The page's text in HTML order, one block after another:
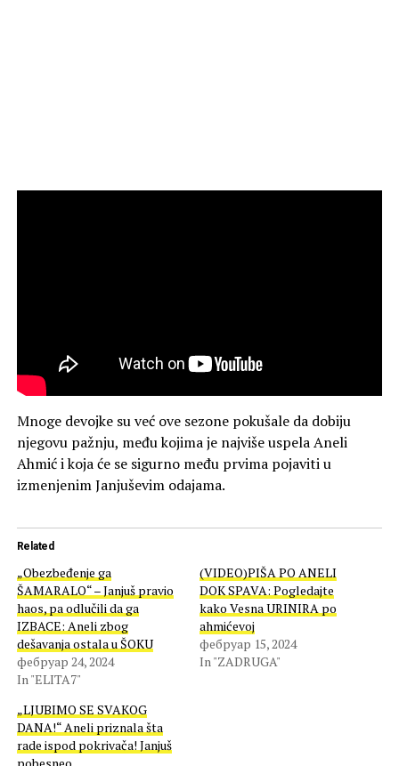
Mnoge devojke su već ove sezone pokušale da dobiju
njegovu pažnju, među kojima je najviše uspela Aneli
Ahmić i koja će se sigurno među prvima pojaviti u
izmenjenim Janjuševim odajama.
Related
„Obezbeđenje ga
ŠAMARALO“ – Janjuš pravio
haos, pa odlučili da ga
IZBACE: Aneli zbog
dešavanja ostala u ŠOKU
фебруар 24, 2024
In "ELITA7"
(VIDEO)PIŠA PO ANELI
DOK SPAVA: Pogledajte
kako Vesna URINIRA po
ahmićevoj
фебруар 15, 2024
In "ZADRUGA"
„LJUBIMO SE SVAKOG
DANA!“ Aneli priznala šta
rade ispod pokrivača! Janjuš
pobesneo